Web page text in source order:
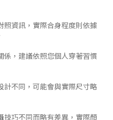
資訊，實際合身程度則依據
，建議依照您個人穿著習慣
不同，可能會與實際尺寸略
巧不同而略有差異，實際顏